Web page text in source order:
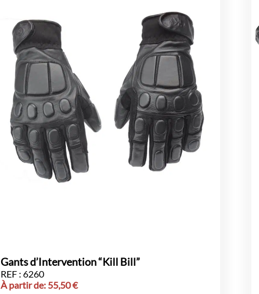
Gants d’Intervention “Kill Bill”
REF : 6260
À partir de: 55,50€